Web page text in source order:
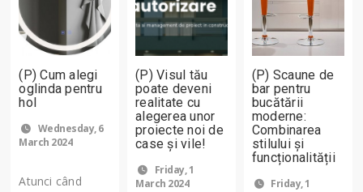
(P) Cum alegi
oglinda pentru
hol
Wednesday, 6
March 2024
Atunci când
(P) Visul tău
poate deveni
realitate cu
alegerea unor
proiecte noi de
case și vile!
Friday, 1
March 2024
(P) Scaune de
bar pentru
bucătării
moderne:
Combinarea
stilului și
funcționalității
Friday, 1